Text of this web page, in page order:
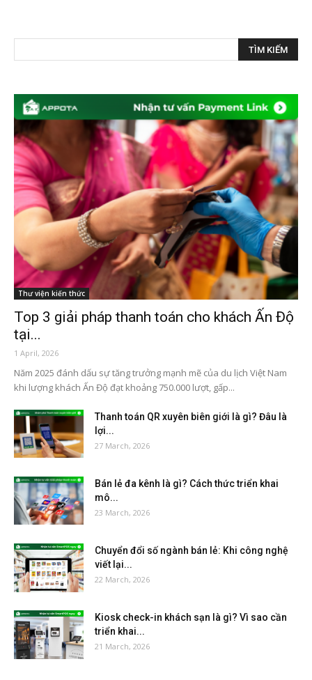
Thư viện kiến thức
Top 3 giải pháp thanh toán cho khách Ấn Độ
tại...
1 April, 2026
Năm 2025 đánh dấu sự tăng trưởng mạnh mẽ của du lịch Việt Nam
khi lượng khách Ấn Độ đạt khoảng 750.000 lượt, gấp...
Thanh toán QR xuyên biên giới là gì? Đâu là
lợi...
27 March, 2026
Bán lẻ đa kênh là gì? Cách thức triển khai
mô...
23 March, 2026
Chuyển đổi số ngành bán lẻ: Khi công nghệ
viết lại...
22 March, 2026
Kiosk check-in khách sạn là gì? Vì sao cần
triển khai...
21 March, 2026